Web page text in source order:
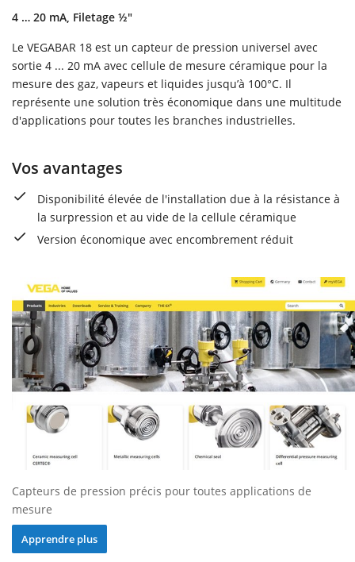
4 … 20 mA, Filetage ½"
Le VEGABAR 18 est un capteur de pression universel avec
sortie 4 ... 20 mA avec cellule de mesure céramique pour la
mesure des gaz, vapeurs et liquides jusqu’à 100°C. Il
représente une solution très économique dans une multitude
d'applications pour toutes les branches industrielles.
Vos avantages
Disponibilité élevée de l'installation due à la résistance à
la surpression et au vide de la cellule céramique
Version économique avec encombrement réduit
Capteurs de pression précis pour toutes applications de
mesure
Apprendre plus